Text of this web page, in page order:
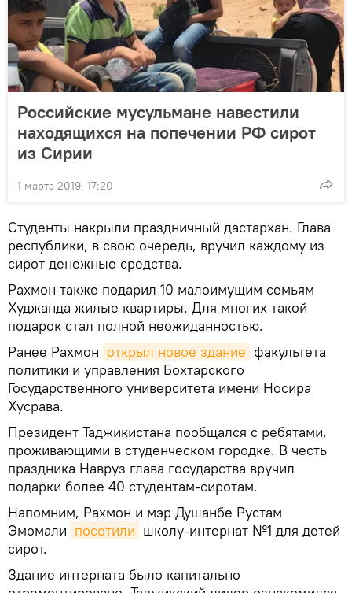
Российские мусульмане навестили
находящихся на попечении РФ сирот
из Сирии
1 марта 2019, 17:20
Студенты накрыли праздничный дастархан. Глава
республики, в свою очередь, вручил каждому из
сирот денежные средства.
Рахмон также подарил 10 малоимущим семьям
Худжанда жилые квартиры. Для многих такой
подарок стал полной неожиданностью.
Ранее Рахмон открыл новое здание факультета
политики и управления Бохтарского
Государственного университета имени Носира
Хусрава.
Президент Таджикистана пообщался с ребятами,
проживающими в студенческом городке. В честь
праздника Навруз глава государства вручил
подарки более 40 студентам-сиротам.
Напомним, Рахмон и мэр Душанбе Рустам
Эмомали посетили школу-интернат №1 для детей
сирот.
Здание интерната было капитально